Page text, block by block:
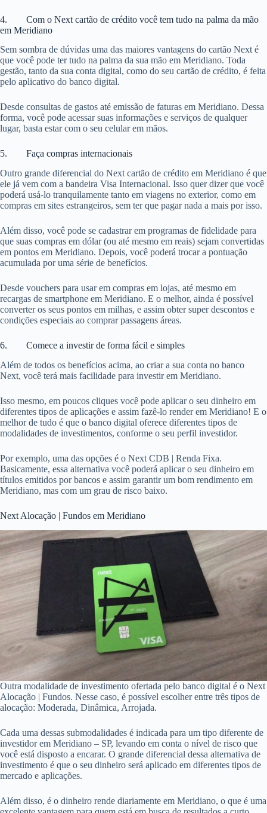
4. Com o Next cartão de crédito você tem tudo na palma da mão
em Meridiano
Sem sombra de dúvidas uma das maiores vantagens do cartão Next é
que você pode ter tudo na palma da sua mão em Meridiano. Toda
gestão, tanto da sua conta digital, como do seu cartão de crédito, é feita
pelo aplicativo do banco digital.
Desde consultas de gastos até emissão de faturas em Meridiano. Dessa
forma, você pode acessar suas informações e serviços de qualquer
lugar, basta estar com o seu celular em mãos.
5. Faça compras internacionais
Outro grande diferencial do Next cartão de crédito em Meridiano é que
ele já vem com a bandeira Visa Internacional. Isso quer dizer que você
poderá usá-lo tranquilamente tanto em viagens no exterior, como em
compras em sites estrangeiros, sem ter que pagar nada a mais por isso.
Além disso, você pode se cadastrar em programas de fidelidade para
que suas compras em dólar (ou até mesmo em reais) sejam convertidas
em pontos em Meridiano. Depois, você poderá trocar a pontuação
acumulada por uma série de benefícios.
Desde vouchers para usar em compras em lojas, até mesmo em
recargas de smartphone em Meridiano. E o melhor, ainda é possível
converter os seus pontos em milhas, e assim obter super descontos e
condições especiais ao comprar passagens áreas.
6. Comece a investir de forma fácil e simples
Além de todos os benefícios acima, ao criar a sua conta no banco
Next, você terá mais facilidade para investir em Meridiano.
Isso mesmo, em poucos cliques você pode aplicar o seu dinheiro em
diferentes tipos de aplicações e assim fazê-lo render em Meridiano! E o
melhor de tudo é que o banco digital oferece diferentes tipos de
modalidades de investimentos, conforme o seu perfil investidor.
Por exemplo, uma das opções é o Next CDB | Renda Fixa.
Basicamente, essa alternativa você poderá aplicar o seu dinheiro em
títulos emitidos por bancos e assim garantir um bom rendimento em
Meridiano, mas com um grau de risco baixo.
Next Alocação | Fundos em Meridiano
Outra modalidade de investimento ofertada pelo banco digital é o Next
Alocação | Fundos. Nesse caso, é possível escolher entre três tipos de
alocação: Moderada, Dinâmica, Arrojada.
Cada uma dessas submodalidades é indicada para um tipo diferente de
investidor em Meridiano – SP, levando em conta o nível de risco que
você está disposto a encarar. O grande diferencial dessa alternativa de
investimento é que o seu dinheiro será aplicado em diferentes tipos de
mercado e aplicações.
Além disso, é o dinheiro rende diariamente em Meridiano, o que é uma